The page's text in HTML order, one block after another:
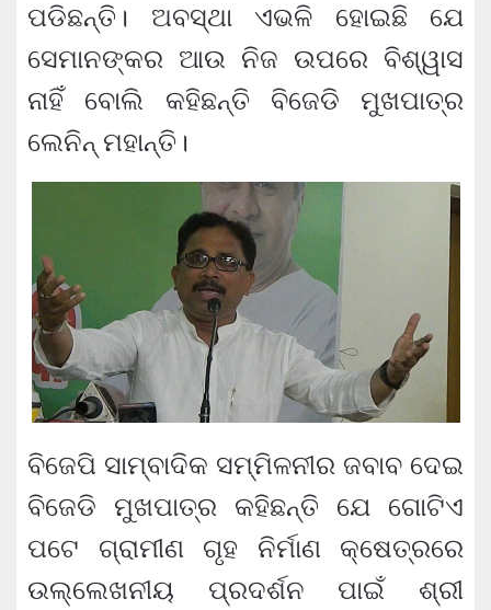
ପଡିଛନ୍ତି। ଅବସ୍ଥା ଏଭଳି ହୋଇଛି ଯେ
ସେମାନଙ୍କର ଆଉ ନିଜ ଉପରେ ବିଶ୍ୱାସ
ନାହିଁ ବୋଲି କହିଛନ୍ତି ବିଜେଡି ମୁଖପାତ୍ର
ଲେନିନ୍ ମହାନ୍ତି।
ବିଜେପି ସାମ୍ବାଦିକ ସମ୍ମିଳନୀର ଜବାବ ଦେଇ
ବିଜେଡି ମୁଖପାତ୍ର କହିଛନ୍ତି ଯେ ଗୋଟିଏ
ପଟେ ଗ୍ରାମୀଣ ଗୃହ ନିର୍ମାଣ କ୍ଷେତ୍ରରେ
ଉଲ୍ଲେଖନୀୟ ପ୍ରଦର୍ଶନ ପାଇଁ ଶ୍ରୀ